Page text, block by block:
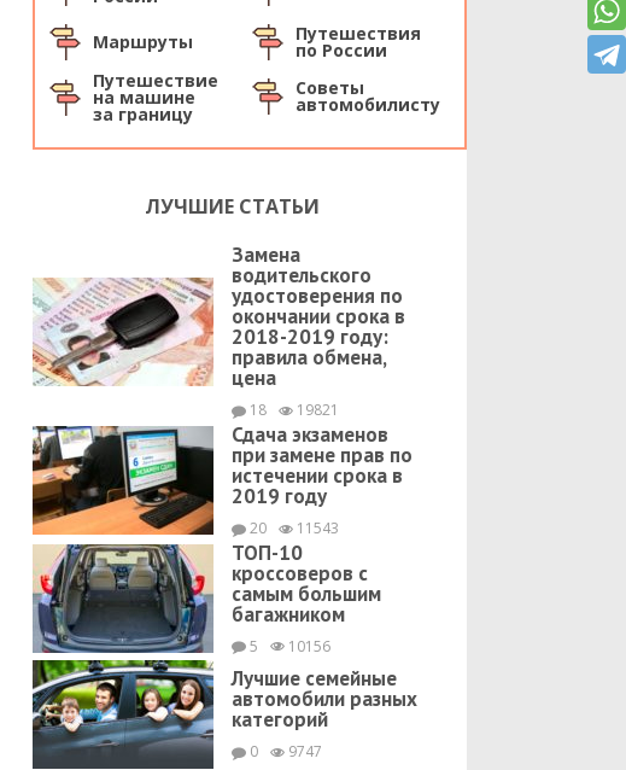
Маршруты Путешествия
по России
Путешествие
на машине
за границу
Советы
автомобилисту
ЛУЧШИЕ СТАТЬИ
Замена
водительского
удостоверения по
окончании срока в
2018-2019 году:
правила обмена,
цена
18 19821
Сдача экзаменов
при замене прав по
истечении срока в
2019 году
20 11543
ТОП-10
кроссоверов с
самым большим
багажником
5 10156
Лучшие семейные
автомобили разных
категорий
0 9747